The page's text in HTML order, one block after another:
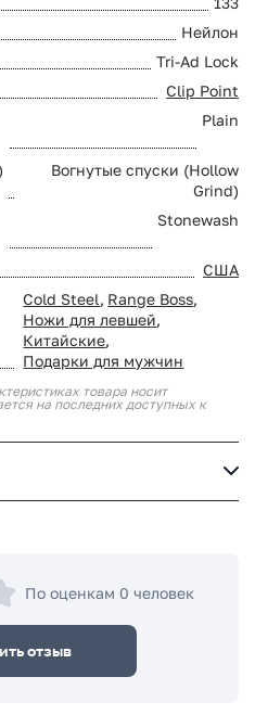
Нейлон
Tri-Ad Lock
Clip Point
Plain
Вогнутые спуски (Hollow
Grind)
Stonewash
США
Cold Steel, Range Boss,
Ножи для левшей,
Китайские,
Подарки для мужчин
товара носит
на последних доступных к
По оценкам 0 человек
отзыв